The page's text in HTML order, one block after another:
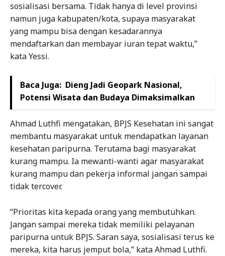
sosialisasi bersama. Tidak hanya di level provinsi
namun juga kabupaten/kota, supaya masyarakat
yang mampu bisa dengan kesadarannya
mendaftarkan dan membayar iuran tepat waktu,”
kata Yessi.
Baca Juga: Dieng Jadi Geopark Nasional,
Potensi Wisata dan Budaya Dimaksimalkan
Ahmad Luthfi mengatakan, BPJS Kesehatan ini sangat
membantu masyarakat untuk mendapatkan layanan
kesehatan paripurna. Terutama bagi masyarakat
kurang mampu. Ia mewanti-wanti agar masyarakat
kurang mampu dan pekerja informal jangan sampai
tidak tercover.
“Prioritas kita kepada orang yang membutuhkan.
Jangan sampai mereka tidak memiliki pelayanan
paripurna untuk BPJS. Saran saya, sosialisasi terus ke
mereka, kita harus jemput bola,” kata Ahmad Luthfi.